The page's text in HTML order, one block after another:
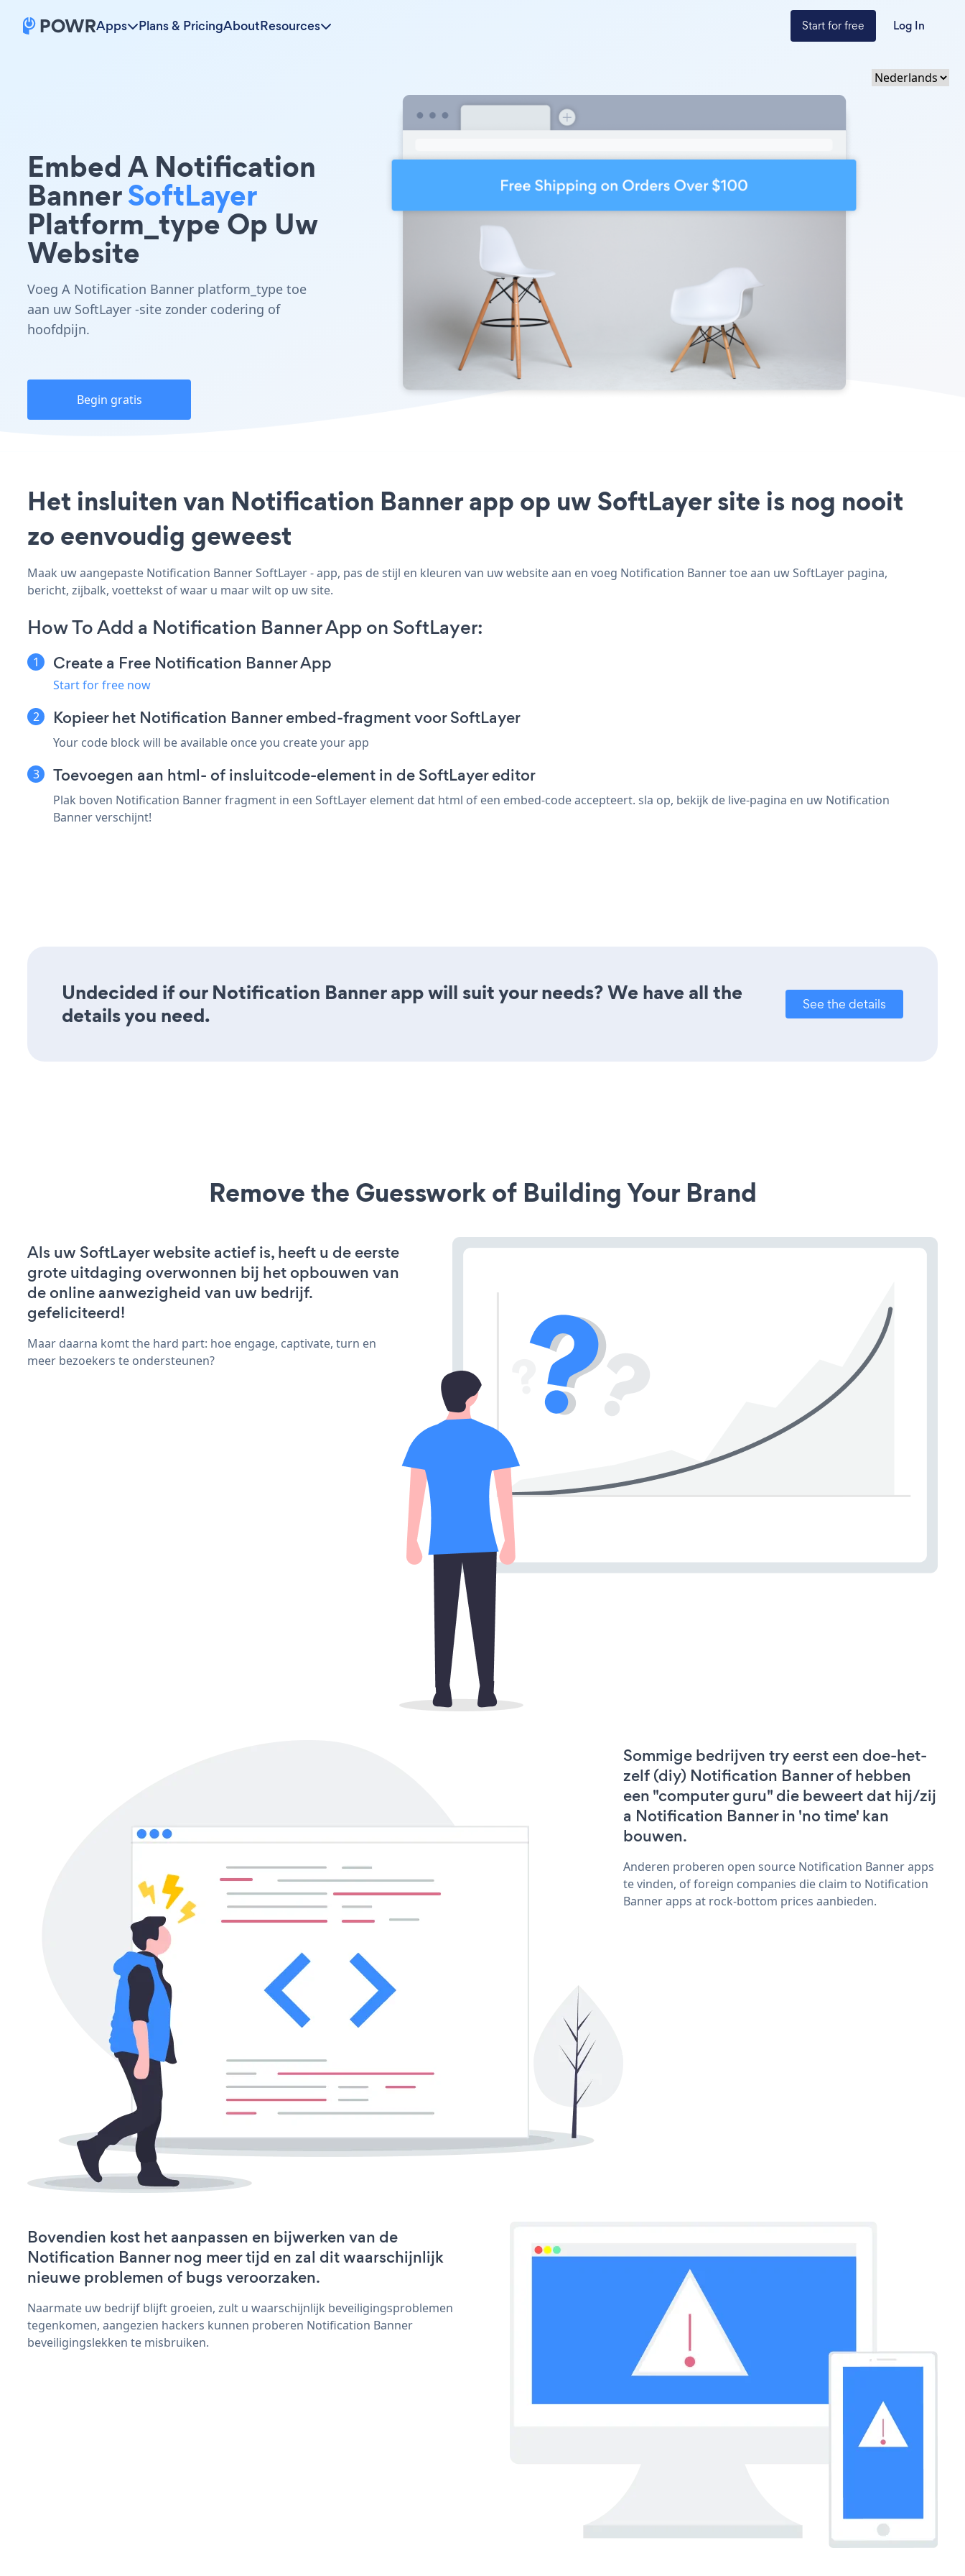
Apps Plans & PricingAboutResources Start for free Log In
Embed A Notification
BannerSoftLayer
Platform_type Op Uw
Website
Voeg A Notification Banner platform_type toe
aan uw SoftLayer -site zonder codering of
hoofdpijn.
Begin gratis
Het insluiten van Notification Banner app op uw SoftLayer site is nog nooit
zo eenvoudig geweest
Maak uw aangepaste Notification Banner SoftLayer - app, pas de stijl en kleuren van uw website aan en voeg Notification Banner toe aan uw SoftLayer pagina,
bericht, zijbalk, voettekst of waar u maar wilt op uw site.
How To Add a Notification Banner App on SoftLayer:
Create a Free Notification Banner App
Start for free now
Kopieer het Notification Banner embed-fragment voor SoftLayer
Your code block will be available once you create your app
Toevoegen aan html- of insluitcode-element in de SoftLayer editor
Plak boven Notification Banner fragment in een SoftLayer element dat html of een embed-code accepteert. sla op, bekijk de live-pagina en uw Notification
Banner verschijnt!
Undecided if our Notification Banner app will suit your needs? We have all the
details you need.
See the details
Remove the Guesswork of Building Your Brand
Als uw SoftLayer website actief is, heeft u de eerste
grote uitdaging overwonnen bij het opbouwen van
de online aanwezigheid van uw bedrijf.
gefeliciteerd!
Maar daarna komt the hard part: hoe engage, captivate, turn en
meer bezoekers te ondersteunen?
Sommige bedrijven try eerst een doe-het-
zelf (diy) Notification Banner of hebben
een "computer guru" die beweert dat hij/zij
a Notification Banner in 'no time' kan
bouwen.
Anderen proberen open source Notification Banner apps
te vinden, of foreign companies die claim to Notification
Banner apps at rock-bottom prices aanbieden.
Bovendien kost het aanpassen en bijwerken van de
Notification Banner nog meer tijd en zal dit waarschijnlijk
nieuwe problemen of bugs veroorzaken.
Naarmate uw bedrijf blijft groeien, zult u waarschijnlijk beveiligingsproblemen
tegenkomen, aangezien hackers kunnen proberen Notification Banner
beveiligingslekken te misbruiken.